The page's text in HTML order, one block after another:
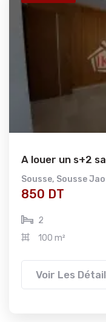
A louer un s+2
Sousse, Sousse
850 DT
2
100 m²
Voir Les